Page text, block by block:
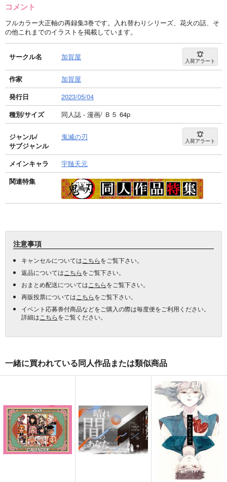
コメント
フルカラー大正軸の再録集3巻です。入れ替わりシリーズ、花火の話、そ
の他これまでのイラストを掲載しています。
サークル名 加賀屋 入荷アラート
作家
加賀屋
発行日
2023/05/04
種別/サイズ
同人誌 - 漫画/ Ｂ５ 64p
ジャンル/
サブジャンル
鬼滅の刃 入荷アラート
メインキャラ
宇髄天元
関連特集
注意事項
キャンセルについては こちらをご覧下さい。
返品については こちらをご覧下さい。
おまとめ配送については こちらをご覧下さい。
再販投票については こちらをご覧下さい。
イベント応募券付商品などをご購入の際は毎度便をご利用ください。
詳細は こちらをご覧ください。
一緒に買われている同人作品または類似商品